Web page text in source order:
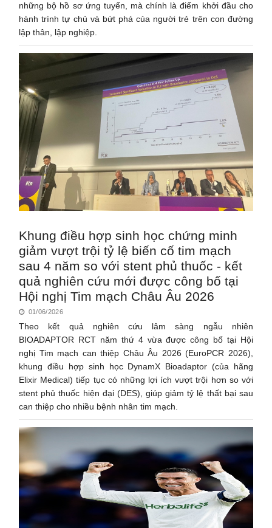
những bộ hồ sơ ứng tuyển, mà chính là điểm khởi đầu cho
hành trình tự chủ và bứt phá của người trẻ trên con đường
lập thân, lập nghiệp.
Khung điều hợp sinh học chứng minh
giảm vượt trội tỷ lệ biến cố tim mạch
sau 4 năm so với stent phủ thuốc - kết
quả nghiên cứu mới được công bố tại
Hội nghị Tim mạch Châu Âu 2026
01/06/2026
Theo kết quả nghiên cứu lâm sàng ngẫu nhiên
BIOADAPTOR RCT năm thứ 4 vừa được công bố tại Hội
nghị Tim mạch can thiệp Châu Âu 2026 (EuroPCR 2026),
khung điều hợp sinh học DynamX Bioadaptor (của hãng
Elixir Medical) tiếp tục có những lợi ích vượt trội hơn so với
stent phủ thuốc hiện đại (DES), giúp giảm tỷ lệ thất bại sau
can thiệp cho nhiều bệnh nhân tim mạch.